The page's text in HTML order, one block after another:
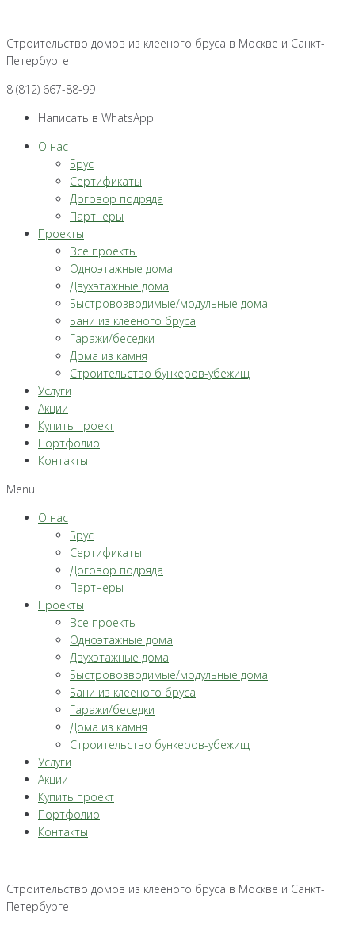
контенту
Строительство домов из клееного бруса в Москве и Санкт-
Петербурге
8 (812) 667-88-99
Написать в WhatsApp
О нас
Брус
Сертификаты
Договор подряда
Партнеры
Проекты
Все проекты
Одноэтажные дома
Двухэтажные дома
Быстровозводимые/модульные дома
Бани из клееного бруса
Гаражи/беседки
Дома из камня
Строительство бункеров-убежищ
Услуги
Акции
Купить проект
Портфолио
Контакты
Menu
О нас
Брус
Сертификаты
Договор подряда
Партнеры
Проекты
Все проекты
Одноэтажные дома
Двухэтажные дома
Быстровозводимые/модульные дома
Бани из клееного бруса
Гаражи/беседки
Дома из камня
Строительство бункеров-убежищ
Услуги
Акции
Купить проект
Портфолио
Контакты
Строительство домов из клееного бруса в Москве и Санкт-
Петербурге